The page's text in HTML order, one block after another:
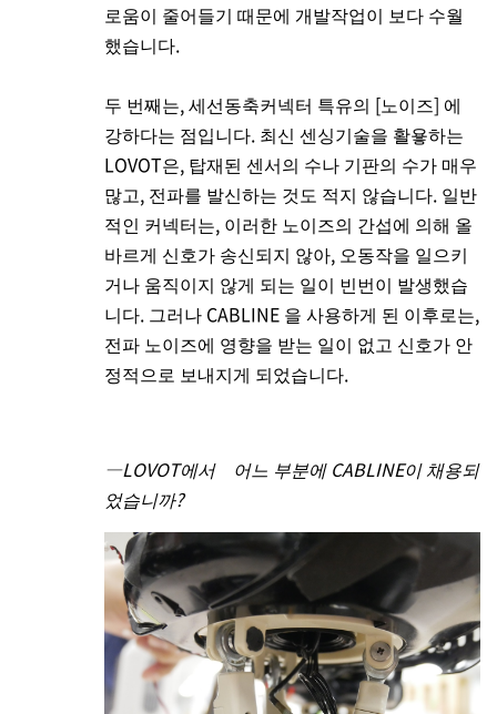
로움이 줄어들기 때문에 개발작업이 보다 수월
했습니다.
두 번째는, 세선동축커넥터 특유의 [노이즈] 에
강하다는 점입니다. 최신 센싱기술을 활욯하는
LOVOT은, 탑재된 센서의 수나 기판의 수가 매우
많고, 전파를 발신하는 것도 적지 않습니다. 일반
적인 커넥터는, 이러한 노이즈의 간섭에 의해 올
바르게 신호가 송신되지 않아, 오동작을 일으키
거나 움직이지 않게 되는 일이 빈번이 발생했습
니다. 그러나 CABLINE 을 사용하게 된 이후로는,
전파 노이즈에 영향을 받는 일이 없고 신호가 안
정적으로 보내지게 되었습니다.
―LOVOT에서 어느 부분에 CABLINE이 채용되
었습니까?